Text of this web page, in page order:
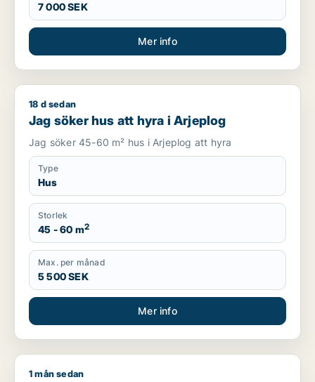
7 000 SEK
Mer info
Jag söker hus att hyra i Arjeplog
18 d sedan
Jag söker hus att hyra i Arjeplog
Jag söker 45-60 m² hus i Arjeplog att hyra
Type
Hus
Storlek
45 - 60 m2
Max. per månad
5 500 SEK
Mer info
Tricia söker lägenhet eller hus att hyra i Boden
1 mån sedan